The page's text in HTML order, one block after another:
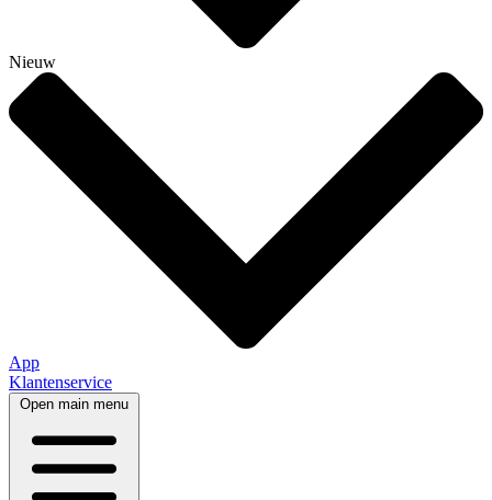
Nieuw
App
Klantenservice
Open main menu